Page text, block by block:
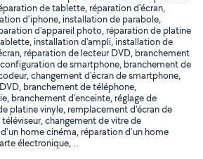
de tablette, réparation d'écran,
d'iphone, installation de parabole,
d'appareil photo, réparation de platine
installation d'ampli, installation de
réparation de lecteur DVD, branchement
de smartphone, branchement de
changement d'écran de smartphone,
branchement de téléphone,
branchement d'enceinte, réglage de
platine vinyle, remplacement d'écran de
changement de vitre de
home cinéma, réparation d'un home
électronique, ..